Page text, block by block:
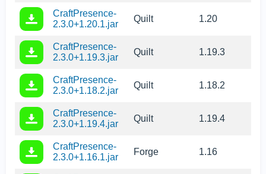
CraftPresence-
2.3.0+1.20.1.jar
Quilt 1.20
CraftPresence-
2.3.0+1.19.3.jar
Quilt 1.19.3
CraftPresence-
2.3.0+1.18.2.jar
Quilt 1.18.2
CraftPresence-
2.3.0+1.19.4.jar
Quilt 1.19.4
CraftPresence-
2.3.0+1.16.1.jar
Forge 1.16